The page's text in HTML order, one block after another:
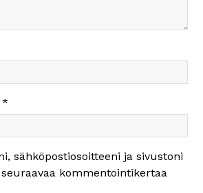
*
sähköpostiosoitteeni ja sivustoni
kommentointikertaa